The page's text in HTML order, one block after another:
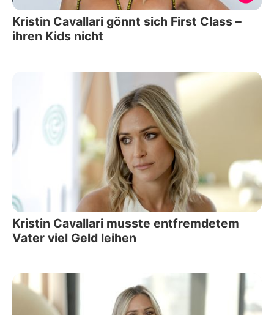
Kristin Cavallari gönnt sich First Class –
ihren Kids nicht
Kristin Cavallari musste entfremdetem
Vater viel Geld leihen